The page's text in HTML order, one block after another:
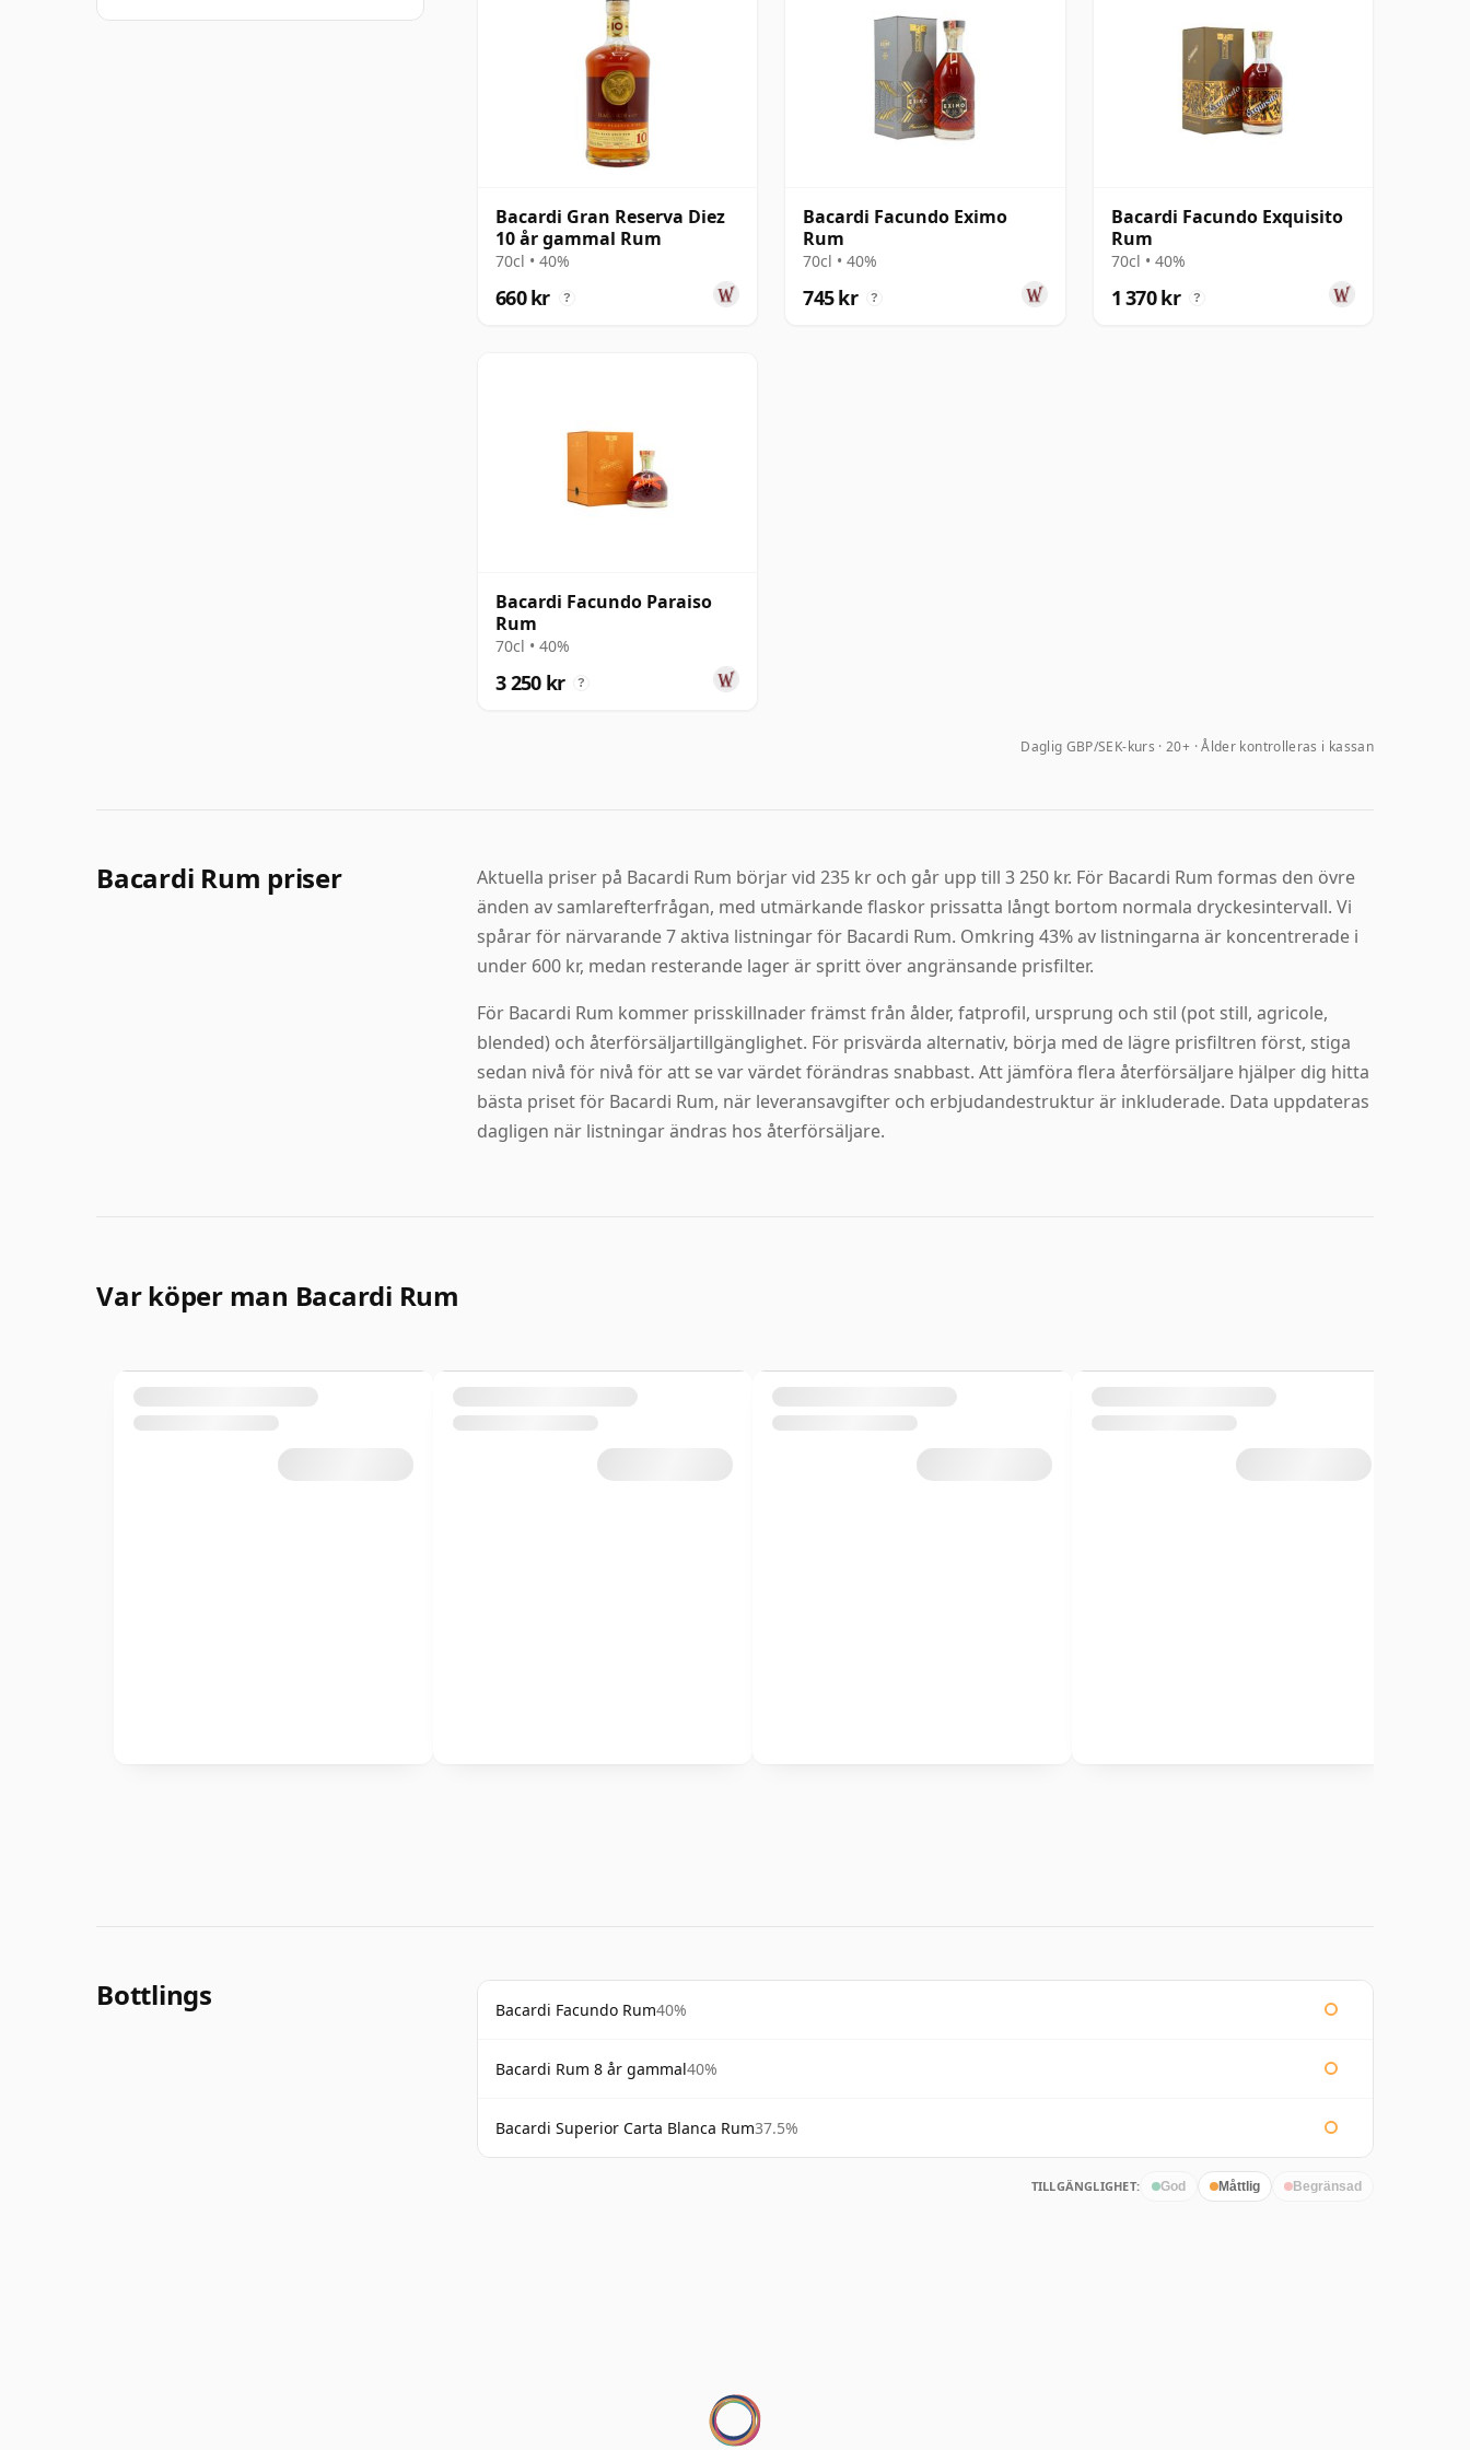
Bacardi Gran Reserva Diez
10 år gammal Rum
70cl • 40%
660 kr ?
Bacardi Facundo Eximo
Rum
70cl • 40%
745 kr ?
Bacardi Facundo Exquisito
Rum
70cl • 40%
1 370 kr ?
Bacardi Facundo Paraiso
Rum
70cl • 40%
3 250 kr ?
Daglig GBP/SEK-kurs 20+ · Ålder kontrolleras i kassan
Bacardi Rum priser
Aktuella priser på Bacardi Rum börjar vid 235 kr och går upp till 3 250 kr. För Bacardi Rum formas den övre
änden av samlarefterfrågan, med utmärkande flaskor prissatta långt bortom normala dryckesintervall. Vi
spårar för närvarande 7 aktiva listningar för Bacardi Rum. Omkring 43% av listningarna är koncentrerade i
under 600 kr, medan resterande lager är spritt över angränsande prisfilter.
För Bacardi Rum kommer prisskillnader främst från ålder, fatprofil, ursprung och stil (pot still, agricole,
blended) och återförsäljartillgänglighet. För prisvärda alternativ, börja med de lägre prisfiltren först, stiga
sedan nivå för nivå för att se var värdet förändras snabbast. Att jämföra flera återförsäljare hjälper dig hitta
bästa priset för Bacardi Rum, när leveransavgifter och erbjudandestruktur är inkluderade. Data uppdateras
dagligen när listningar ändras hos återförsäljare.
Var köper man Bacardi Rum
Bottlings Bacardi Facundo Rum40%
Bacardi Rum 8 år gammal40%
Bacardi Superior Carta Blanca Rum37.5%
TILLGÄNGLIGHET: God Måttlig Begränsad